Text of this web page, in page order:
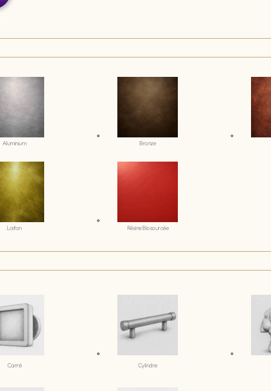
Aluminium Bronze
Laiton Résine Biosourcée
Carré Cylindre